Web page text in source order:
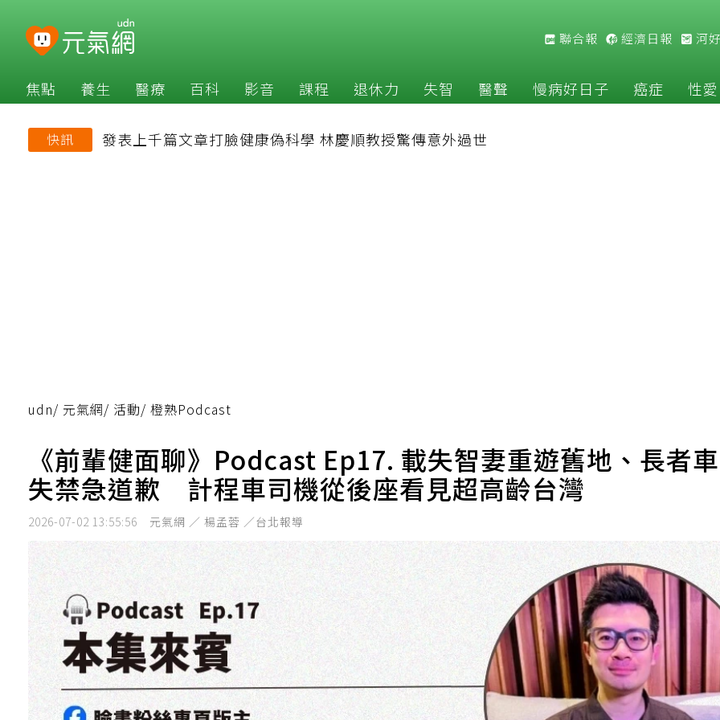
聯合報 經濟日報 河
焦點 養生 醫療 百科 影音 課程 退休力 失智 醫聲 慢病好日子 癌症 性愛
快訊 發表上千篇文章打臉健康偽科學 林慶順教授驚傳意外過世
udn/ 元氣網/ 活動/ 橙熟Podcast
《前輩健面聊》Podcast Ep17. 載失智妻重遊舊地、長者
失禁急道歉 計程車司機從後座看見超高齡台灣
2026-07-02 13:55:56 元氣網 ／ 楊孟蓉 ／台北報導